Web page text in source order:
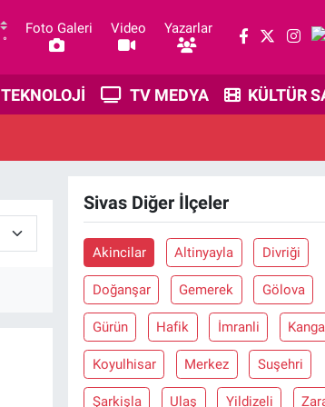
°
Foto Galeri Video Yazarlar
TEKNOLOJİ TV MEDYA KÜLTÜR
Sivas Diğer İlçeler
Akincilar Altinyayla Divriği
Doğanşar Gemerek Gölova
Gürün Hafik İmranli
Koyulhisar Merkez Suşehri
Şarkişla Ulaş Yildizeli